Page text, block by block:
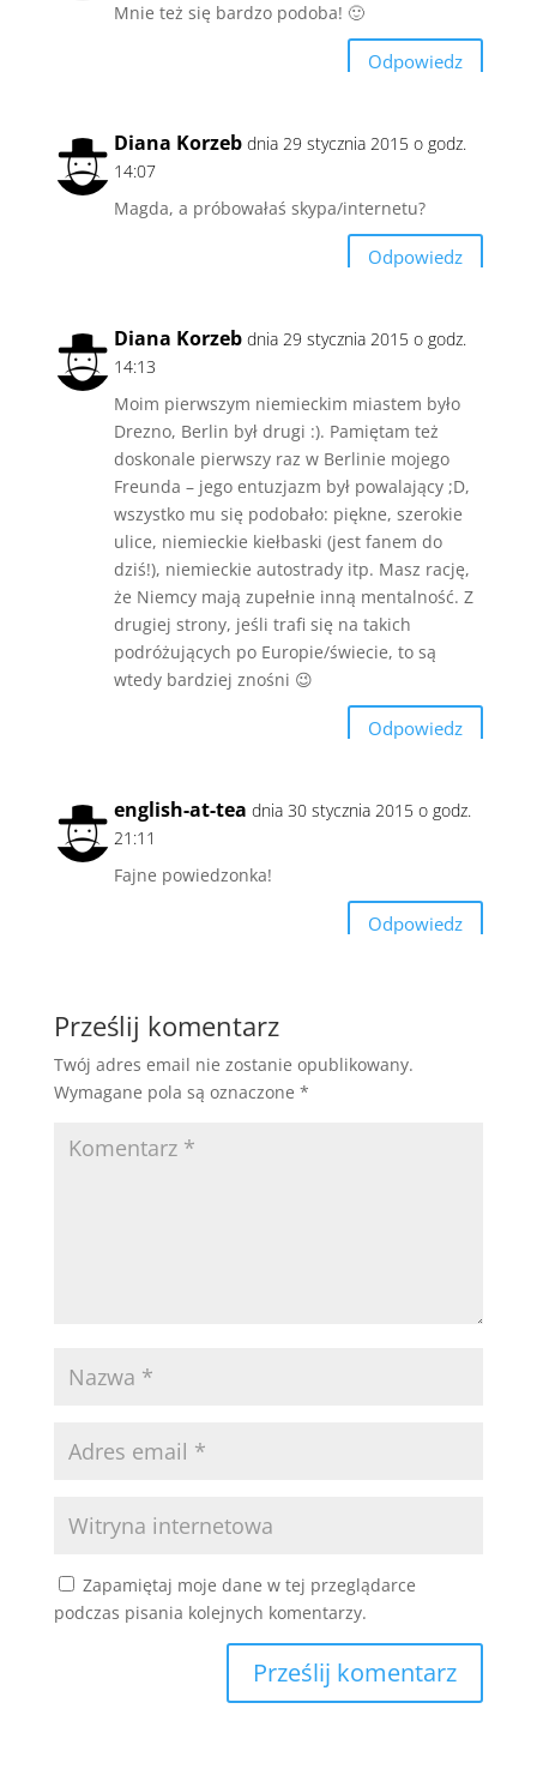
Mnie też się bardzo podoba! 🙂
Odpowiedz
Diana Korzeb dnia 29 stycznia 2015 o godz.
14:07
Magda, a próbowałaś skypa/internetu?
Odpowiedz
Diana Korzeb dnia 29 stycznia 2015 o godz.
14:13
Moim pierwszym niemieckim miastem było
Drezno, Berlin był drugi :). Pamiętam też
doskonale pierwszy raz w Berlinie mojego
Freunda – jego entuzjazm był powalający ;D,
wszystko mu się podobało: piękne, szerokie
ulice, niemieckie kiełbaski (jest fanem do
dziś!), niemieckie autostrady itp. Masz rację,
że Niemcy mają zupełnie inną mentalność. Z
drugiej strony, jeśli trafi się na takich
podróżujących po Europie/świecie, to są
wtedy bardziej znośni 😉
Odpowiedz
english-at-tea dnia 30 stycznia 2015 o godz.
21:11
Fajne powiedzonka!
Odpowiedz
Prześlij komentarz
Twój adres email nie zostanie opublikowany.
Wymagane pola są oznaczone *
Zapamiętaj moje dane w tej przeglądarce
podczas pisania kolejnych komentarzy.